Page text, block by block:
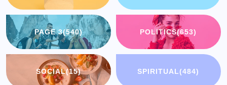
PAGE 3(540) POLITICS(653)
SOCIAL(15) SPIRITUAL(484)